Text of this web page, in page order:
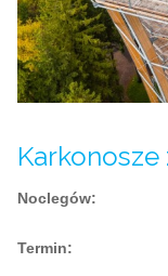
Noclegów:
Termin: